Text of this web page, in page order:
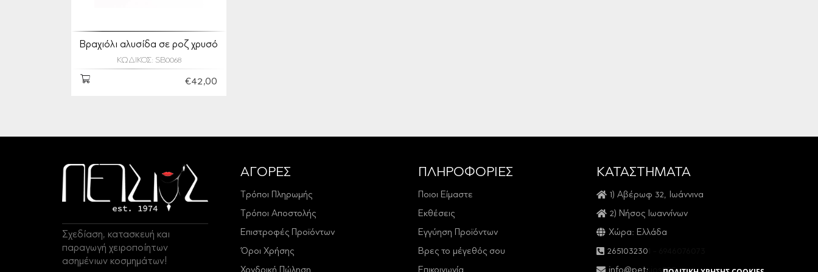
Βραχιόλι αλυσίδα σε ροζ χρυσό
ΚΩΔΙΚΟΣ: SB0068
€42,00
Σχεδίαση, κατασκευή και
παραγωγή χειροποίητων
ασημένιων κοσμημάτων!
ΑΓΟΡΕΣ
Τρόποι Πληρωμής
Τρόποι Αποστολής
Επιστροφές Προϊόντων
Όροι Χρήσης
ΠΛΗΡΟΦΟΡΙΕΣ
Ποιοι Είμαστε
Εκθέσεις
Εγγύηση Προϊόντων
Βρες το μέγεθός σου
ΚΑΤΑΣΤΗΜΑΤΑ
1) Αβέρωφ 32, Ιωάννινα
2) Νήσος Ιωαννίνων
Χώρα: Ελλάδα
2651032301